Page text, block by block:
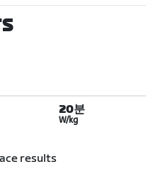
20분
W/kg
results